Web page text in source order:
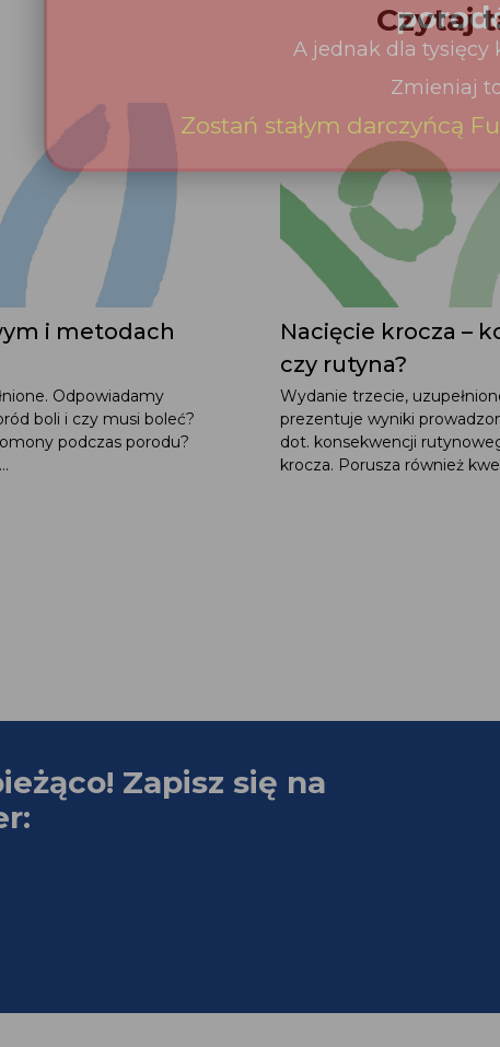
Czytaj
i metodach
Odpowiadamy
boli i czy musi boleć?
podczas porodu?
Nacięcie krocza –
czy rutyna?
Wydanie trzecie,
prezentuje wyniki
dot. konsekwencji
krocza. Porusza również
Zapisz się na